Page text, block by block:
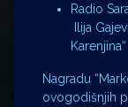
Radio
Ilija
Karenjina“
Nagradu
ovogodišnjih